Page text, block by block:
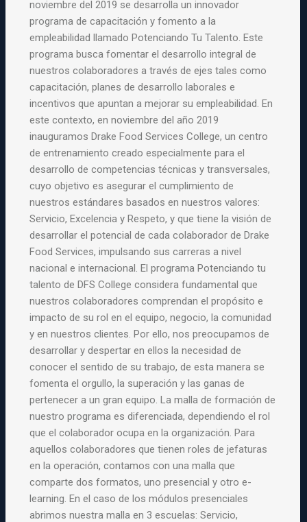
noviembre del 2019 se desarrolla un innovador
programa de capacitación y fomento a la
empleabilidad llamado Potenciando Tu Talento. Este
programa busca fomentar el desarrollo integral de
nuestros colaboradores a través de ejes tales como
capacitación, planes de desarrollo laborales e
incentivos que apuntan a mejorar su empleabilidad. En
este contexto, en noviembre del año 2019
inauguramos Drake Food Services College, un centro
de entrenamiento creado especialmente para el
desarrollo de competencias técnicas y transversales,
cuyo objetivo es asegurar el cumplimiento de
nuestros estándares basados en nuestros valores:
Servicio, Excelencia y Respeto, y que tiene la visión de
desarrollar el potencial de cada colaborador de Drake
Food Services, impulsando sus carreras a nivel
nacional e internacional. El programa Potenciando tu
talento de DFS College considera fundamental que
nuestros colaboradores comprendan el propósito e
impacto de su rol en el equipo, negocio, la comunidad
y en nuestros clientes. Por ello, nos preocupamos de
desarrollar y despertar en ellos la necesidad de
conocer el sentido de su trabajo, de esta manera se
fomenta el orgullo, la superación y las ganas de
pertenecer a un gran equipo. La malla de formación de
nuestro programa es diferenciada, dependiendo el rol
que el colaborador ocupa en la organización. Para
aquellos colaboradores que tienen roles de jefaturas
en la operación, contamos con una malla que
comparte dos formatos, uno presencial y otro e-
learning. En el caso de los módulos presenciales
abrimos nuestra malla en 3 escuelas: Servicio,